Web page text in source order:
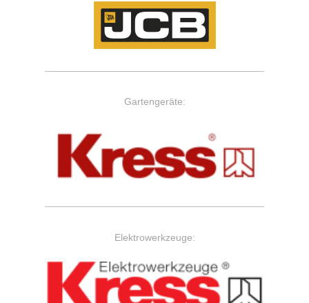
Gartengeräte:
Elektrowerkzeuge: